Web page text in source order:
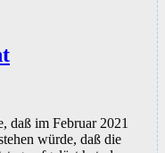
daß im Februar 2021
würde, daß die